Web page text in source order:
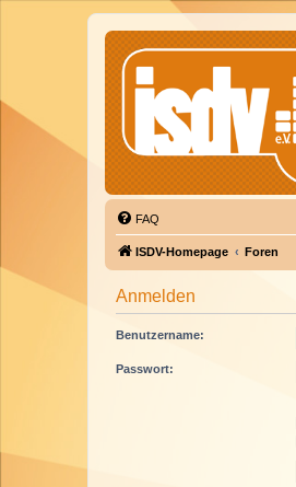
FAQ
ISDV-Homepage Foren
Anmelden
Benutzername:
Passwort: